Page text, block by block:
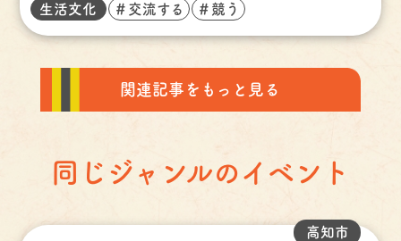
生活文化 ＃交流する ＃競う
関連記事をもっと見る
同じジャンルのイベント
高知市